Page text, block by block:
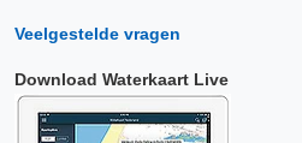
Veelgestelde vragen
Download Waterkaart Live